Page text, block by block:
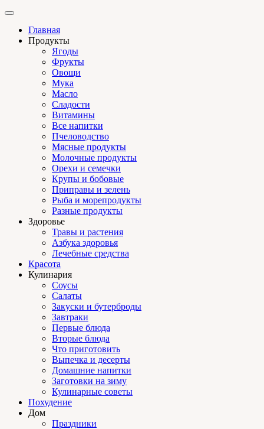
Главная
Продукты
Ягоды
Фрукты
Овощи
Мука
Масло
Сладости
Витамины
Все напитки
Пчеловодство
Мясные продукты
Молочные продукты
Орехи и семечки
Крупы и бобовые
Приправы и зелень
Рыба и морепродукты
Разные продукты
Здоровье
Травы и растения
Азбука здоровья
Лечебные средства
Красота
Кулинария
Соусы
Салаты
Закуски и бутерброды
Завтраки
Первые блюда
Вторые блюда
Что приготовить
Выпечка и десерты
Домашние напитки
Заготовки на зиму
Кулинарные советы
Похудение
Дом
Праздники